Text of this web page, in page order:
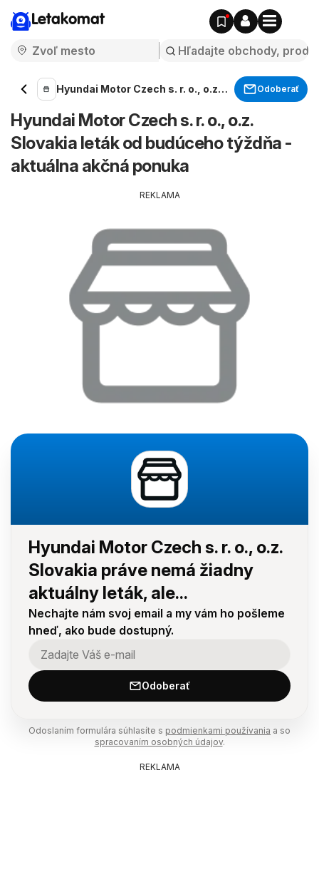
Letakomat
Hyundai Motor Czech s. r. o., o.z.
Odoberať
Hyundai Motor Czech s. r. o., o.z.
Slovakia leták od budúceho týždňa -
aktuálna akčná ponuka
REKLAMA
Hyundai Motor Czech s. r. o., o.z.
Slovakia práve nemá žiadny
aktuálny leták, ale...
Nechajte nám svoj email a my vám ho pošleme
hneď, ako bude dostupný.
Odoberať
Odoslaním formulára súhlasíte s podmienkami používania a so
spracovaním osobných údajov.
REKLAMA